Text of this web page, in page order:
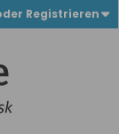
Registrieren